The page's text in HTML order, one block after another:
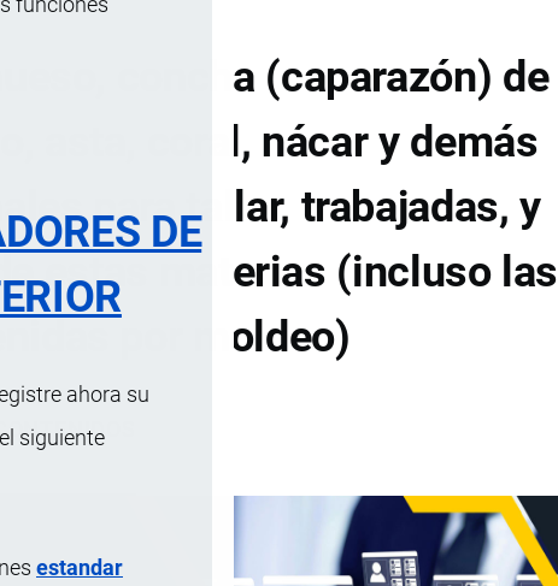
DE
ahora su
siguiente
estandar
concha (caparazón) de
asta, coral, nácar y demás
para tallar, trabajadas, y
estas materias (incluso las
por moldeo)